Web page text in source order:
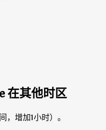
在其他时区
，增加1小时）。